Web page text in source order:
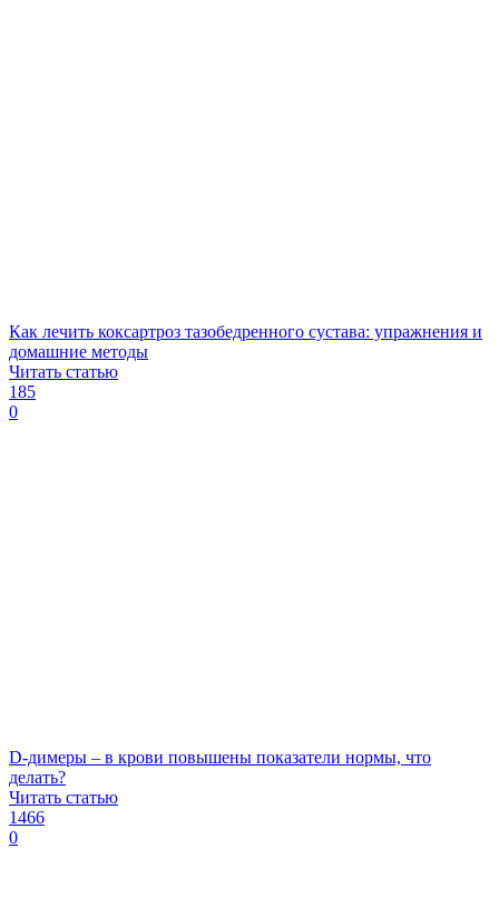
Как лечить коксартроз тазобедренного сустава: упражнения и
домашние методы
Читать статью
185
0
D-димеры – в крови повышены показатели нормы, что
делать?
Читать статью
1466
0